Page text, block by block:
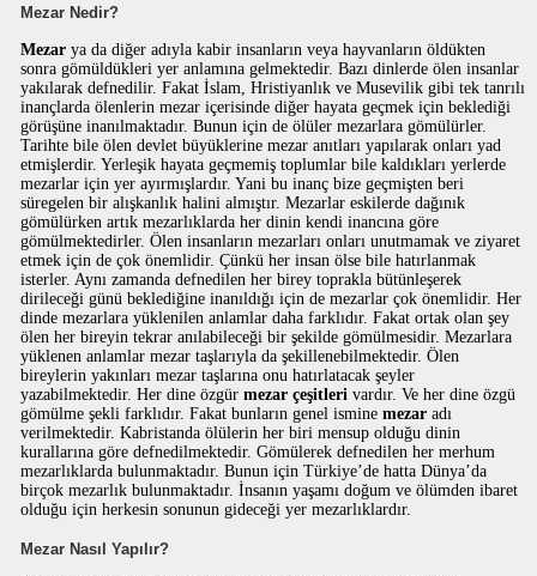
Mezar Nedir?
Mezar ya da diğer adıyla kabir insanların veya hayvanların öldükten
sonra gömüldükleri yer anlamına gelmektedir. Bazı dinlerde ölen insanlar
yakılarak defnedilir. Fakat İslam, Hristiyanlık ve Musevilik gibi tek tanrılı
inançlarda ölenlerin mezar içerisinde diğer hayata geçmek için beklediği
görüşüne inanılmaktadır. Bunun için de ölüler mezarlara gömülürler.
Tarihte bile ölen devlet büyüklerine mezar anıtları yapılarak onları yad
etmişlerdir. Yerleşik hayata geçmemiş toplumlar bile kaldıkları yerlerde
mezarlar için yer ayırmışlardır. Yani bu inanç bize geçmişten beri
süregelen bir alışkanlık halini almıştır. Mezarlar eskilerde dağınık
gömülürken artık mezarlıklarda her dinin kendi inancına göre
gömülmektedirler. Ölen insanların mezarları onları unutmamak ve ziyaret
etmek için de çok önemlidir. Çünkü her insan ölse bile hatırlanmak
isterler. Aynı zamanda defnedilen her birey toprakla bütünleşerek
dirileceği günü beklediğine inanıldığı için de mezarlar çok önemlidir. Her
dinde mezarlara yüklenilen anlamlar daha farklıdır. Fakat ortak olan şey
ölen her bireyin tekrar anılabileceği bir şekilde gömülmesidir. Mezarlara
yüklenen anlamlar mezar taşlarıyla da şekillenebilmektedir. Ölen
bireylerin yakınları mezar taşlarına onu hatırlatacak şeyler
yazabilmektedir. Her dine özgürmezar çeşitleri vardır. Ve her dine özgü
gömülme şekli farklıdır. Fakat bunların genel isminemezar adı
verilmektedir. Kabristanda ölülerin her biri mensup olduğu dinin
kurallarına göre defnedilmektedir. Gömülerek defnedilen her merhum
mezarlıklarda bulunmaktadır. Bunun için Türkiye’de hatta Dünya’da
birçok mezarlık bulunmaktadır. İnsanın yaşamı doğum ve ölümden ibaret
olduğu için herkesin sonunun gideceği yer mezarlıklardır.
Mezar Nasıl Yapılır?